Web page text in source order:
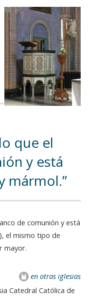
que el
y está
mármol.
de comunión y está
el mismo tipo de
mayor.
en otras iglesias
Catedral Católica de